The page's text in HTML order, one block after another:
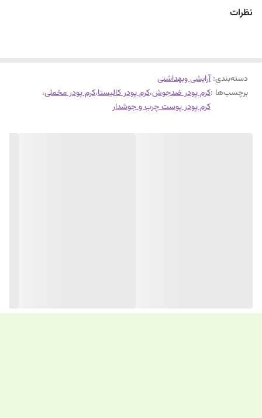
نظرات
دسته‌بندی:آرایشی وبهداشتی
برچسب‌ها :کرم پودر ضدجوش،کرم پودر کالیستا،کرم پودر مخملی،
کرم پودر پوست چرب و جوشدار